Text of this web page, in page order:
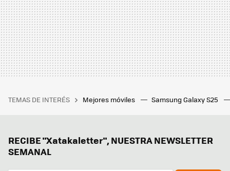
TEMAS DE INTERÉS Mejores móviles Samsung Galaxy S25
RECIBE "Xatakaletter", NUESTRA NEWSLETTER
SEMANAL